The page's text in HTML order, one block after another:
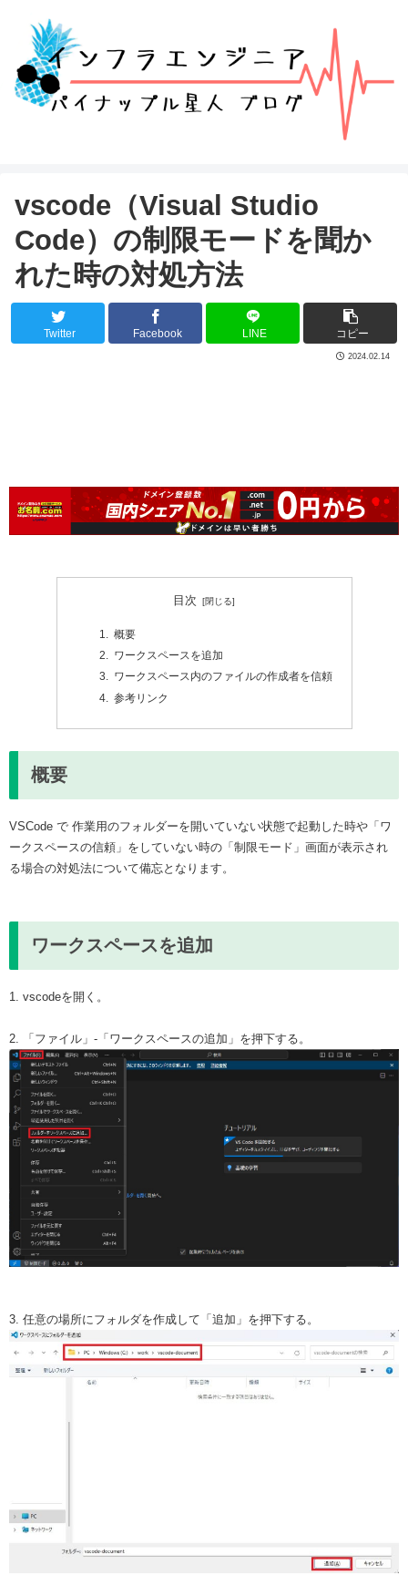
vscode（Visual Studio
Code）の制限モードを聞か
れた時の対処方法
Twitter Facebook LINE コピー
2024.02.14
目次
概要
ワークスペースを追加
ワークスペース内のファイルの作成者を信頼
参考リンク
概要
VSCode で 作業用のフォルダーを開いていない状態で起動した時や「ワ
ークスペースの信頼」をしていない時の「制限モード」画面が表示され
る場合の対処法について備忘となります。
ワークスペースを追加
1. vscodeを開く。
2. 「ファイル」-「ワークスペースの追加」を押下する。
3. 任意の場所にフォルダを作成して「追加」を押下する。